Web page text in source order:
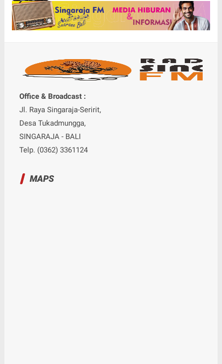
Office & Broadcast :
Jl. Raya Singaraja-Seririt,
Desa Tukadmungga,
SINGARAJA - BALI
Telp. (0362) 3361124
MAPS